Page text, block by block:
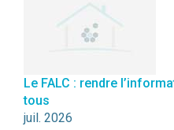
Le FALC : rendre
tous
juil. 2026